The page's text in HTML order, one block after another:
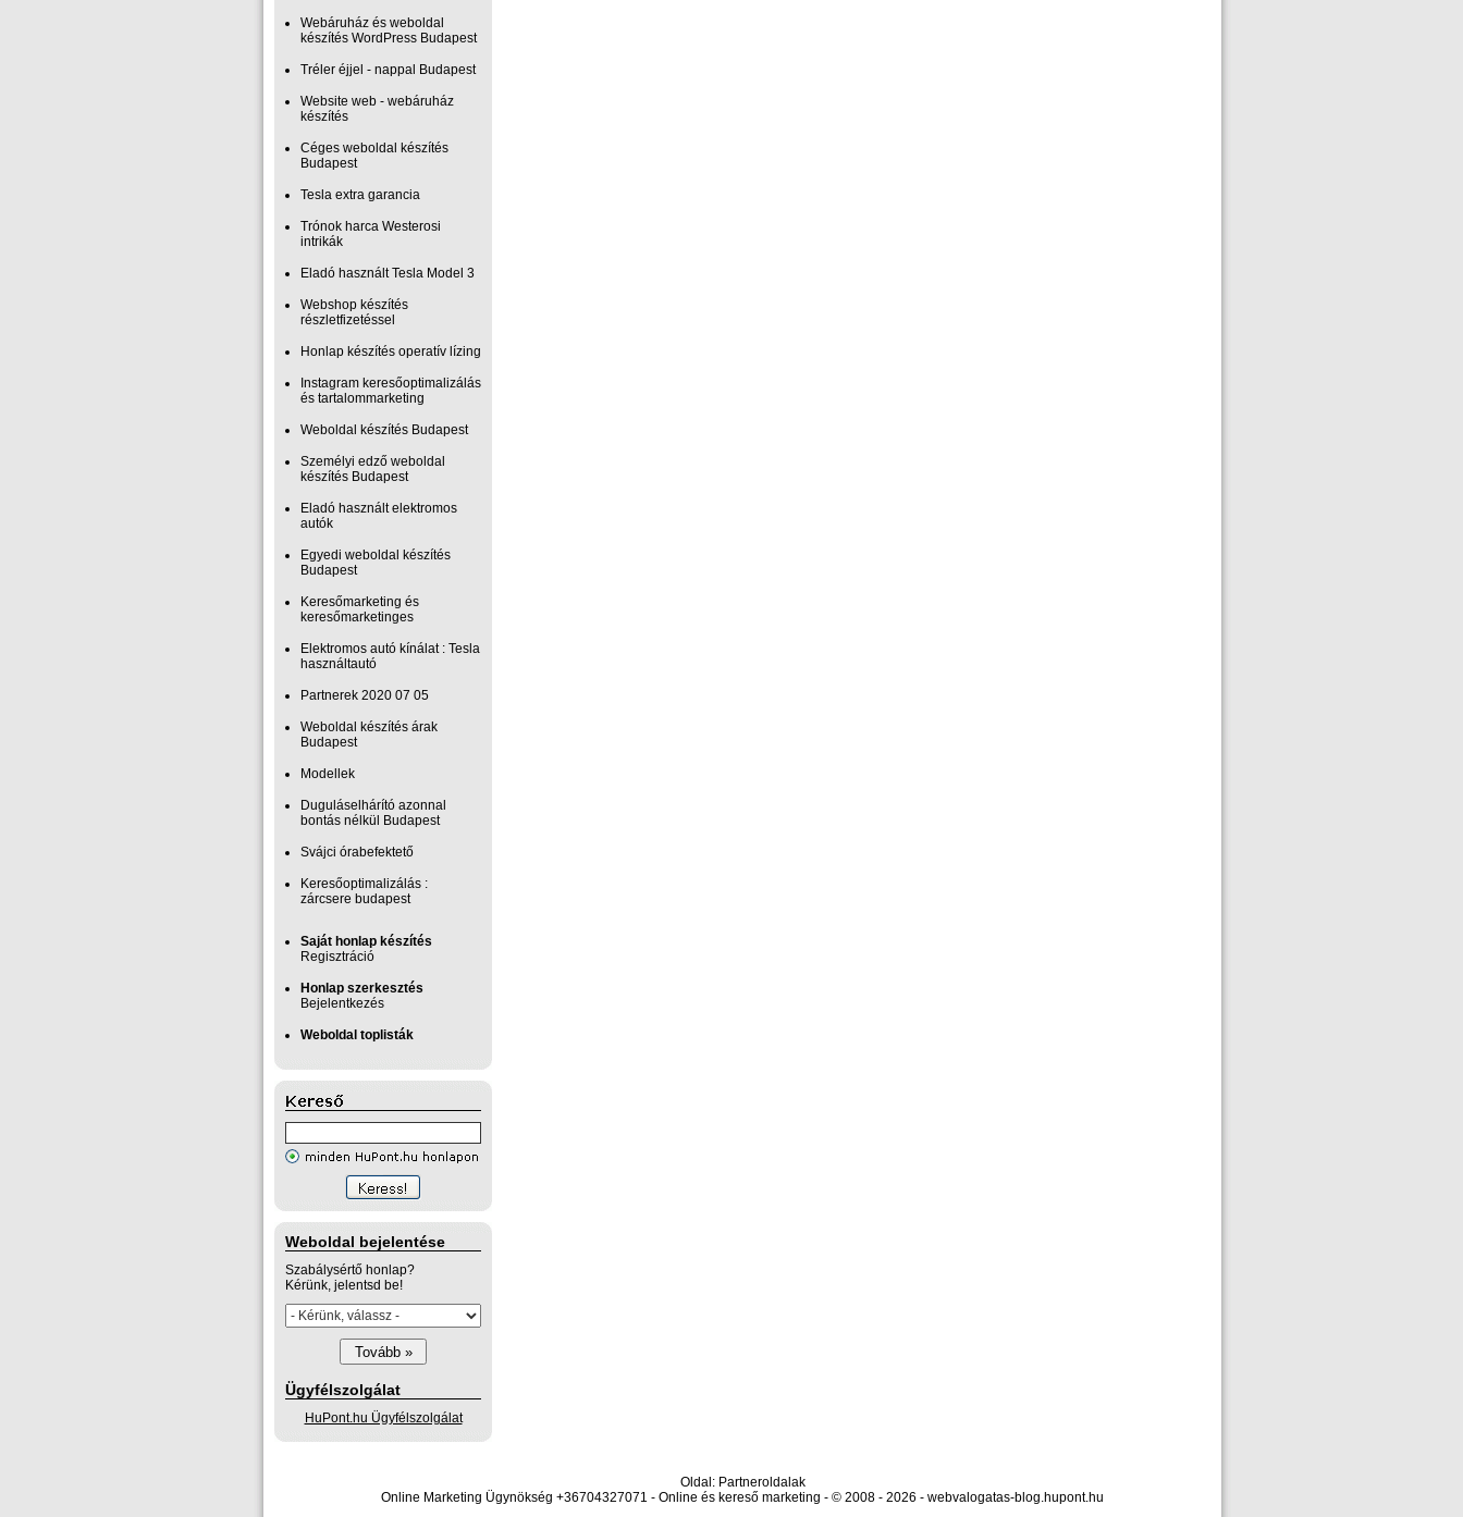
Webáruház és weboldal
készítés WordPress Budapest
Tréler éjjel - nappal Budapest
Website web - webáruház
készítés
Céges weboldal készítés
Budapest
Tesla extra garancia
Trónok harca Westerosi
intrikák
Eladó használt Tesla Model 3
Webshop készítés
részletfizetéssel
Honlap készítés operatív lízing
Instagram keresőoptimalizálás
és tartalommarketing
Weboldal készítés Budapest
Személyi edző weboldal
készítés Budapest
Eladó használt elektromos
autók
Egyedi weboldal készítés
Budapest
Keresőmarketing és
keresőmarketinges
Elektromos autó kínálat : Tesla
használtautó
Partnerek 2020 07 05
Weboldal készítés árak
Budapest
Modellek
Duguláselhárító azonnal
bontás nélkül Budapest
Svájci órabefektető
Keresőoptimalizálás :
zárcsere budapest
Saját honlap készítés
Regisztráció
Honlap szerkesztés
Bejelentkezés
Weboldal toplisták
Weboldal bejelentése
Szabálysértő honlap?
Kérünk, jelentsd be!
Ügyfélszolgálat
HuPont.hu Ügyfélszolgálat
Oldal: Partneroldalak
Online Marketing Ügynökség +36704327071 - Online és kereső marketing - © 2008 - 2026 - webvalogatas-blog.hupont.hu